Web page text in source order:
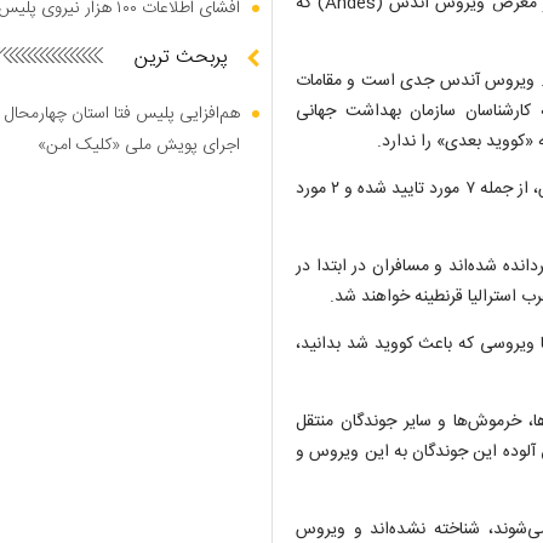
ویروس آندس جدی است و مقامات
سازمان بهداشت جهانی
بعدی» را ندارد.
تا ۱۱ مه ۲۰۲۶، مقامات بهداشتی اروپا ۹ مورد مرتبط با کشتی هوندیوس، از جمله ۷ مورد تایید شده و ۲ مورد
شده‌اند و مسافران در ابتدا در
استرالیا قرنطینه خواهند شد.
ویروسی که باعث کووید شد بدانید،
خرموش‌ها و سایر جوندگان منتقل
آلوده این جوندگان به این ویروس و
شناخته نشده‌اند و ویروس
افشای اطلاعات ۱۰۰ هزار نیروی پلیس در دارک وب
پربحث ترین
هم‌افزایی پلیس فتا استان
اجرای پویش ملی «کلیک امن»